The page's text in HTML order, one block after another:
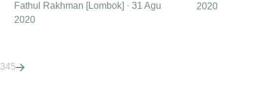
Fathul Rakhman [Lombok]
31 Agu
2020
2020
345